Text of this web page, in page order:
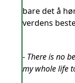
bare det å
verdens
- There is no
my whole life